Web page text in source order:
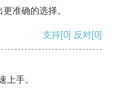
准确的选择。
支持[0] 反对[0]
上手。